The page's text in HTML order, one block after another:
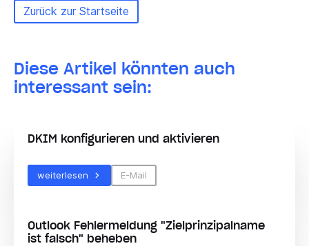
Zurück zur Startseite
Diese Artikel könnten auch
interessant sein:
DKIM konfigurieren und aktivieren
weiterlesen E-Mail
Outlook Fehlermeldung "Zielprinzipalname
ist falsch" beheben